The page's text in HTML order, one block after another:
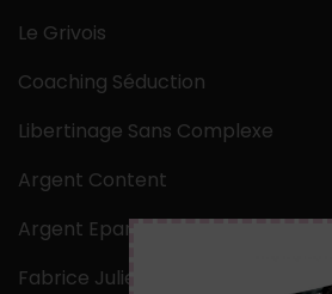
Le Grivois
Coaching Séduction
Libertinage Sans Complexe
Argent Content
Argent Epargne
Fabrice Julien